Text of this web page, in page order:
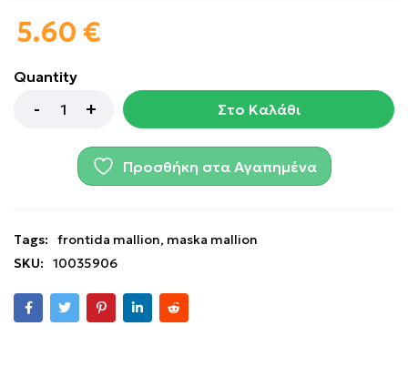
5.60 €
Quantity
Στο Καλάθι
Προσθήκη στα Αγαπημένα
Tags: frontida mallion, maska mallion
SKU:
10035906